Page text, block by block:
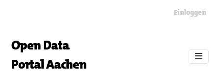
Einloggen
Open Data
Portal Aachen